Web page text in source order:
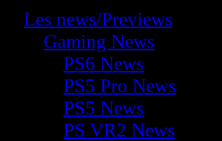
Les news/Previews
Gaming News
PS6 News
PS5 Pro News
PS5 News
PS VR2 News